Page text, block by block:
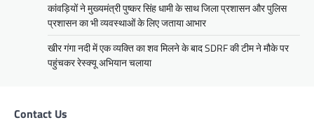
कांवड़ियों ने मुख्यमंत्री पुष्कर सिंह धामी के साथ जिला प्रशासन और पुलिस
प्रशासन का भी व्यवस्थाओं के लिए जताया आभार
खीर गंगा नदी में एक व्यक्ति का शव मिलने के बाद SDRF की टीम ने मौके पर
पहुंचकर रेस्क्यू अभियान चलाया
Contact Us